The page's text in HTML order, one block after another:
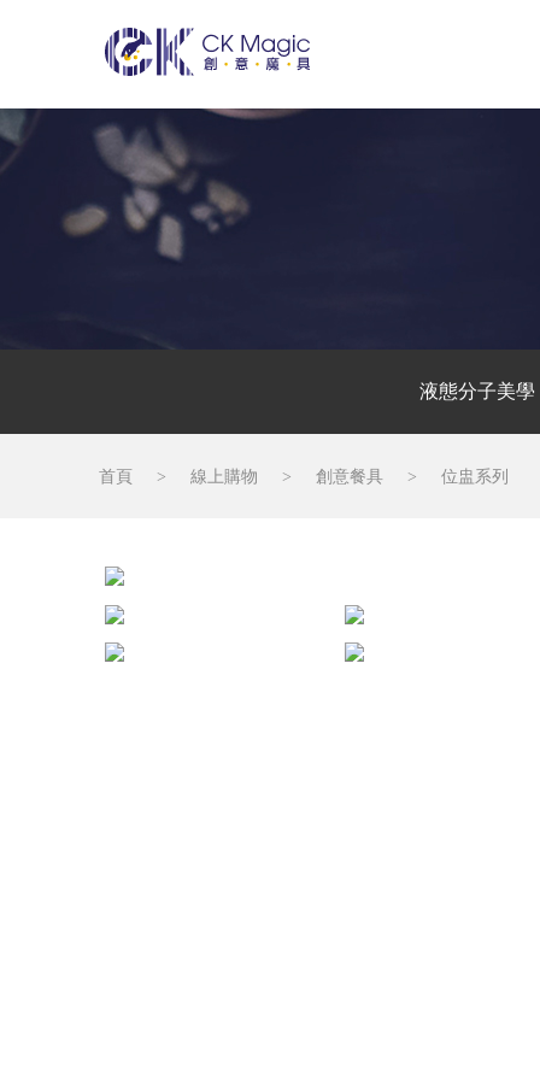
液態分子美學
首頁 > 線上購物 > 創意餐具 > 位盅系列